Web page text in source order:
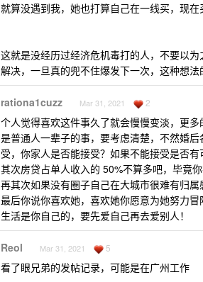
就算没遇到我，她也打算自己在一线买，现
这就是没经历过经济危机毒打的人，不要以
解决，一旦真的兜不住爆发下一次，这种想
rationa1cuzz Mar 31, 2021 2
个人觉得喜欢这件事久了就会慢慢变淡，更
是普通人一辈子的事，要考虑清楚，不然婚
受，你家人是否能接受？如果不能接受是否
其次房贷占单人收入的 50%不算多吧，毕竟
再其次如果没有圈子自己在大城市很难有归属
最后你说你喜欢她，喜欢她你愿意为她努力
生活是你自己的，要先爱自己再去爱别人！
Reol Mar 31, 2021 5
看了眼兄弟的发帖记录，可能是在广州工作